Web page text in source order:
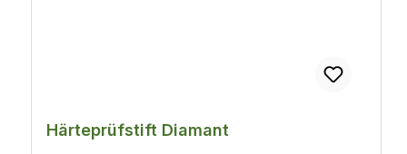
Härteprüfstift Diamant